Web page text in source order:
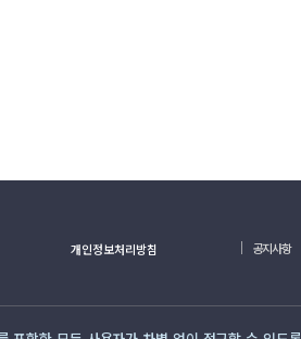
개인정보처리방침 ｜ 공지사항